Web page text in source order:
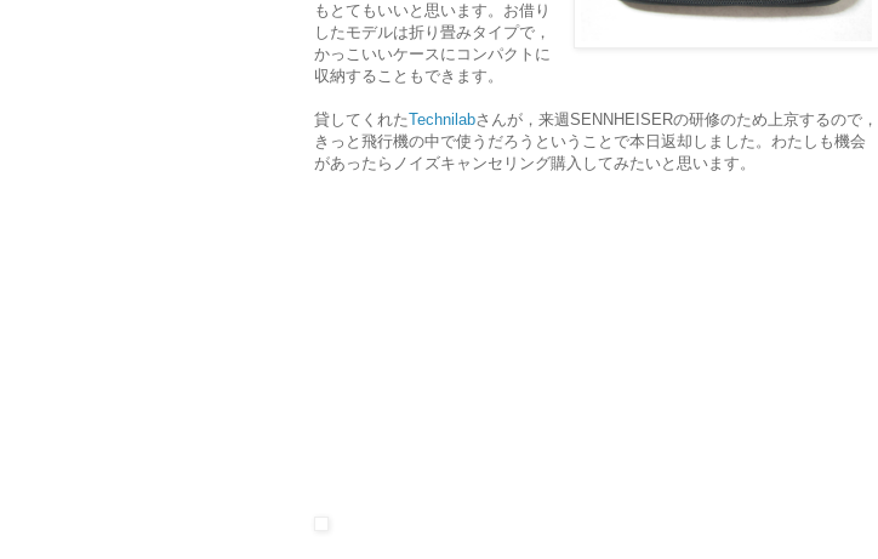
もとてもいいと思います。お借り
したモデルは折り畳みタイプで，
かっこいいケースにコンパクトに
収納することもできます。
貸してくれたTechnilabさんが，来週SENNHEISERの研修のため上京するので，
きっと飛行機の中で使うだろうということで本日返却しました。わたしも機会
があったらノイズキャンセリング購入してみたいと思います。